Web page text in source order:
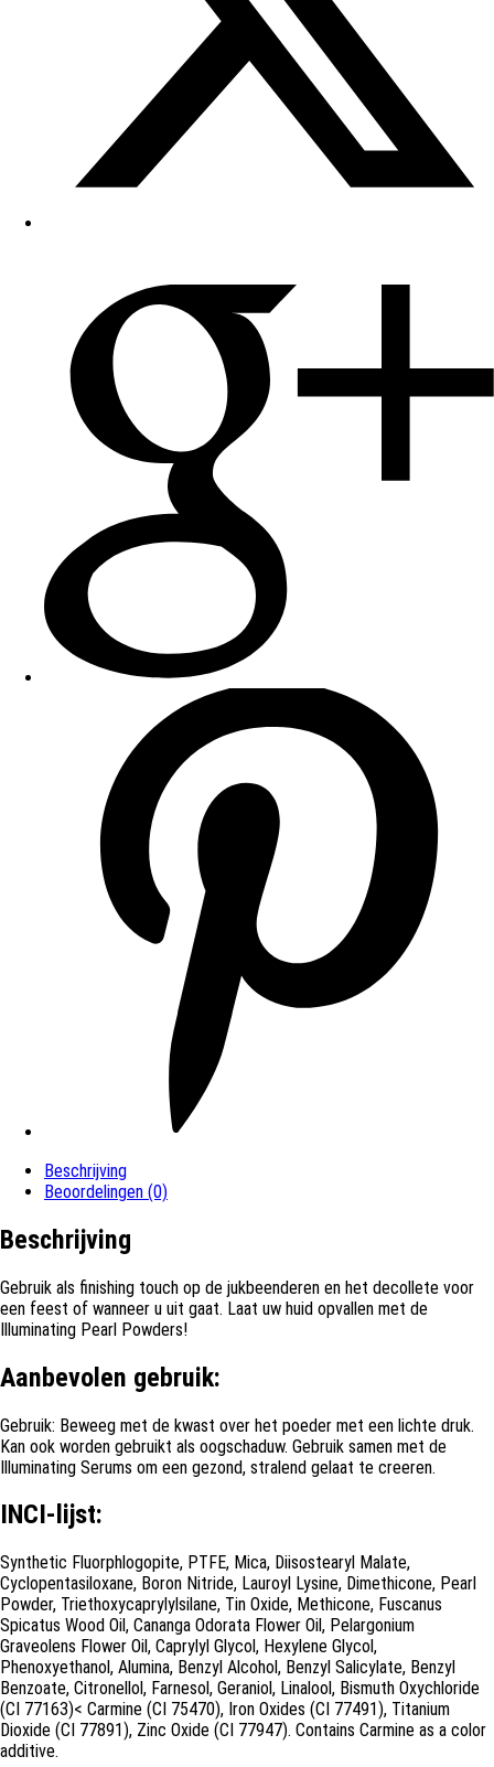
Beschrijving
Beoordelingen (0)
Beschrijving
Gebruik als finishing touch op de jukbeenderen en het decollete voor
een feest of wanneer u uit gaat. Laat uw huid opvallen met de
Illuminating Pearl Powders!
Aanbevolen gebruik:
Gebruik: Beweeg met de kwast over het poeder met een lichte druk.
Kan ook worden gebruikt als oogschaduw. Gebruik samen met de
Illuminating Serums om een gezond, stralend gelaat te creeren.
INCI-lijst:
Synthetic Fluorphlogopite, PTFE, Mica, Diisostearyl Malate,
Cyclopentasiloxane, Boron Nitride, Lauroyl Lysine, Dimethicone, Pearl
Powder, Triethoxycaprylylsilane, Tin Oxide, Methicone, Fuscanus
Spicatus Wood Oil, Cananga Odorata Flower Oil, Pelargonium
Graveolens Flower Oil, Caprylyl Glycol, Hexylene Glycol,
Phenoxyethanol, Alumina, Benzyl Alcohol, Benzyl Salicylate, Benzyl
Benzoate, Citronellol, Farnesol, Geraniol, Linalool, Bismuth Oxychloride
(CI 77163)< Carmine (CI 75470), Iron Oxides (CI 77491), Titanium
Dioxide (CI 77891), Zinc Oxide (CI 77947). Contains Carmine as a color
additive.